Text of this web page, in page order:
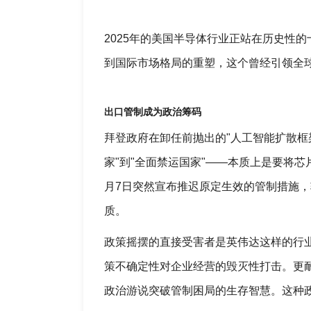
2025年的美国半导体行业正站在历史性
到国际市场格局的重塑，这个曾经引领全
出口管制成为政治筹码
拜登政府在卸任前抛出的"人工智能扩散
家"到"全面禁运国家"——本质上是要将芯
月7日突然宣布推迟原定生效的管制措施
质。
政策摇摆的直接受害者是英伟达这样的行
策不确定性对企业经营的毁灭性打击。更
政治游说突破管制困局的生存智慧。这种